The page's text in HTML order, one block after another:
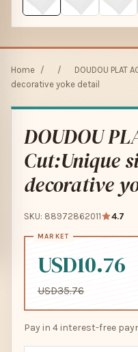
Home / /
DOUDOU PLAT
decorative yoke detail
DOUDOU
Cut:Unique
decorative
SKU: 88972862011 4.7
USD10.76
USD35.76
Pay in 4 interest-free